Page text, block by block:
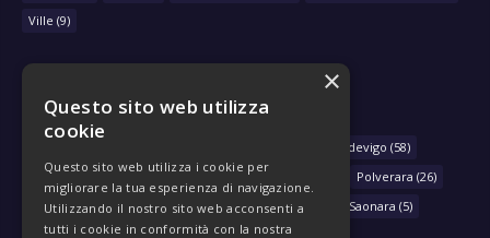
Ville (9)
NAVIGA PER COMUNE
Codevigo (58)
Correzzola (29) Legnaro(33) Piove di Sacco Polverara (26)
Pontelongo (79) Sant'Angelo di Piove di Sacco Saonara (5)
×
Questo sito web utilizza
cookie
Questo sito web utilizza i cookie per
migliorare la tua esperienza di navigazione.
Utilizzando il nostro sito web acconsenti a
tutti i cookie in conformità con la nostra